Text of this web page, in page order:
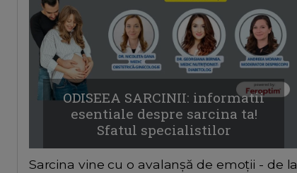
ODISEEA SARCINII: informatii
esentiale despre sarcina ta!
Sfatul specialistilor
Sarcina vine cu o avalanșă de emoții - de la